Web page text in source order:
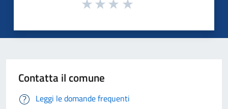
Contatta il comune
Leggi le domande frequenti